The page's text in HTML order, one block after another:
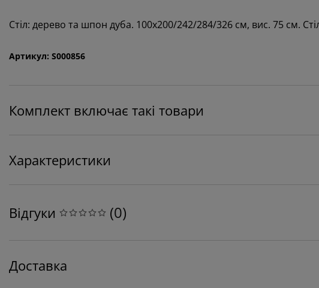
Стіл: дерево та шпон дуба. 100х200/242/284/326 см, вис. 75 см.
Артикул: S000856
Комплект включає такі товари
Характеристики
Відгуки (0)
Доставка